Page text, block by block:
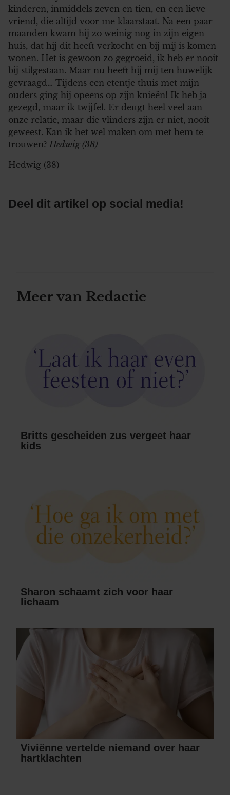
kinderen, inmiddels zeven en tien, en een lieve
vriend, die altijd voor me klaarstaat. Na een paar
maanden kwam hij zo weinig nog in zijn eigen
huis, dat hij dit heeft verkocht en bij mij is komen
wonen. Het is gewoon zo gegroeid, ik heb er nooit
bij stilgestaan. Maar nu heeft hij mij ten huwelijk
gevraagd… Tijdens een etentje thuis met mijn
ouders ging hij opeens op zijn knieën! Ik heb ja
gezegd, maar ik twijfel. Er deugt heel veel aan
onze relatie, maar die vlinders zijn er niet, nooit
geweest. Kan ik het wel maken om met hem te
trouwen? Hedwig (38)
Hedwig (38)
Deel dit artikel op social media!
Meer van Redactie
Britts gescheiden zus vergeet haar
kids
Sharon schaamt zich voor haar
lichaam
Viviënne vertelde niemand over haar
hartklachten